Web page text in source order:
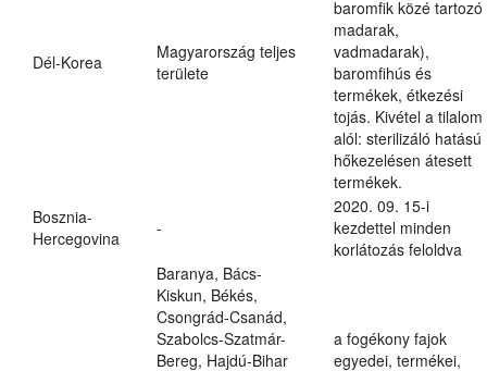
Dél-Korea
Magyarország teljes
területe
baromfik közé tartozó
madarak,
vadmadarak),
baromfihús és
termékek, étkezési
tojás. Kivétel a tilalom
alól: sterilizáló hatású
hőkezelésen átesett
termékek.
Bosznia-
Hercegovina
-
2020. 09. 15-i
kezdettel minden
korlátozás feloldva
Baranya, Bács-
Kiskun, Békés,
Csongrád-Csanád,
Szabolcs-Szatmár-
Bereg, Hajdú-Bihar
a fogékony fajok
egyedei, termékei,